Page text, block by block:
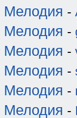
Мелодия -
Мелодия -
Мелодия -
Мелодия -
Мелодия -
Мелодия -